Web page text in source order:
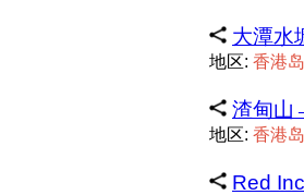
大潭水
地区: 香港岛
渣甸山
地区: 香港岛
Red